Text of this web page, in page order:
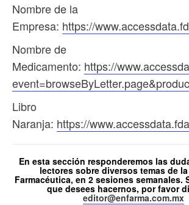
Nombre de la
Empresa: https://
Nombre de
Medicamento: https://
Libro
Naranja: https://
En esta sección responderemos las
lectores sobre diversos temas de
Farmacéutica, en 2 sesiones semanales.
que desees hacernos, por favor
editor@enfarma.com.mx